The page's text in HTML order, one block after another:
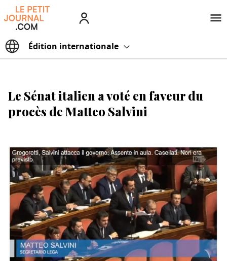
Édition internationale
Le Sénat italien a voté en faveur du
procès de Matteo Salvini